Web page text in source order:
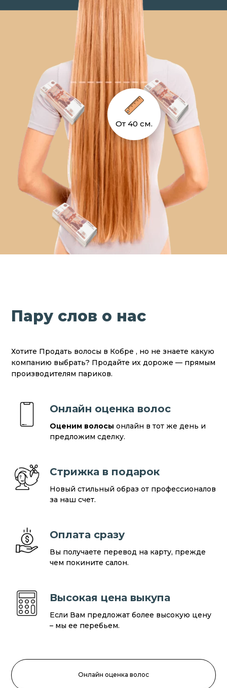
От 40 см.
Пару слов о нас
Хотите Продать волосы в Кобре , но не знаете какую
компанию выбрать? Продайте их дороже — прямым
производителям париков.
Онлайн оценка волос
Оценим волосы онлайн в тот же день и
предложим сделку.
Стрижка в подарок
Новый стильный образ от профессионалов
за наш счет.
Оплата сразу
Вы получаете перевод на карту, прежде
чем покините салон.
Высокая цена выкупа
Если Вам предложат более высокую цену
– мы ее перебьем.
Онлайн оценка волос